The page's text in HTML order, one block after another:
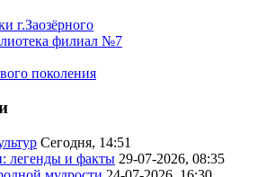
г.Заозёрного
филиал №7
поколения
Сегодня, 14:51
легенды и факты 29-07-2026, 08:35